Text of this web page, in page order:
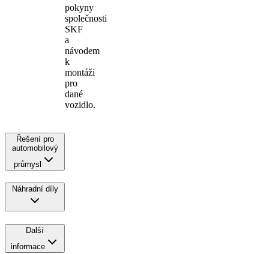
pokyny
společnosti
SKF
a
návodem
k
montáži
pro
dané
vozidlo.
Řešení pro
automobilový
průmysl
Náhradní díly
Další
informace